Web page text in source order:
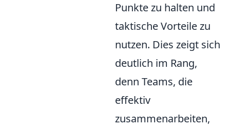
Punkte zu halten und
taktische Vorteile zu
nutzen. Dies zeigt sich
deutlich im Rang,
denn Teams, die
effektiv
zusammenarbeiten,